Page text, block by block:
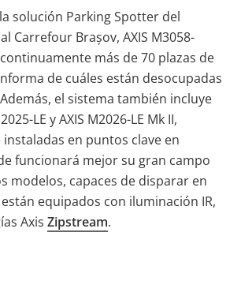
solución Parking Spotter del
Carrefour Brașov, AXIS M3058-
más de 70 plazas de
de cuáles están desocupadas
el sistema también incluye
LE y AXIS M2026-LE Mk II,
instaladas en puntos clave en
funcionará mejor su gran campo
modelos, capaces de disparar en
equipados con iluminación IR,
Axis Zipstream.